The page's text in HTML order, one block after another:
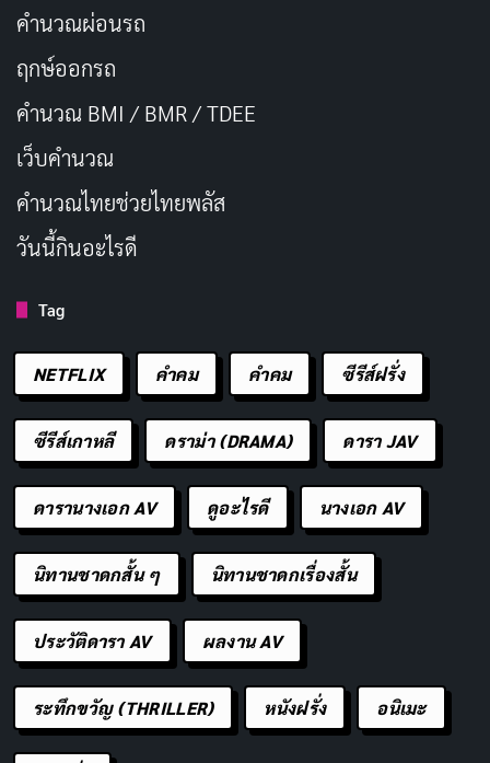
เลือดที่บริจาคไป อาจเป็นเลือดที่ทำให้
ครอบครัวใดครอบครัวหนึ่งได้อยู่พร้อม
การบริจาคเลือดคือการให้โอกาสชีวิต
ใหม่แก่ผู้ป่วย
เลือดที่เราบริจาค อาจเป็นเลือดที่ช่วยให้
ลูกได้พบแม่ ให้พ่อได้กลับบ้าน
ทุกครั้งที่บริจาคเลือด เราได้สร้างความ
หวังให้ผู้คนนับไม่ถ้วน
คัดลอก
เลือดของเราเติมเต็มความอบอุ่นให้กับ
หัวใจที่ต้องการ
ไม่ว่าผิวสีอะไร เชื้อชาติใด เลือดที่
บริจาคช่วยชีวิตได้เท่ากัน
คัดลอก
คำนวณผ่อนรถ
ฤกษ์ออกรถ
คำนวณ BMI / BMR / TDEE
เว็บคํานวณ
คํานวณไทยช่วยไทยพลัส
วันนี้กินอะไรดี
Tag
NETFLIX คำคม คําคม ซีรีส์ฝรั่ง
ซีรีส์เกาหลี ดราม่า (DRAMA) ดารา JAV
ดารานางเอก AV ดูอะไรดี นางเอก AV
นิทานชาดกสั้น ๆ นิทานชาดกเรื่องสั้น
ประวัติดารา AV ผลงาน AV
ระทึกขวัญ (THRILLER) หนังฝรั่ง อนิเมะ